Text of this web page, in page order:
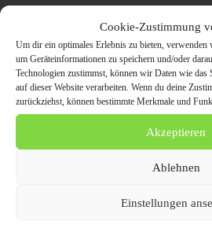
Cookie-Zustimmung
Um dir ein optimales Erlebnis zu bieten,
um Geräteinformationen zu speichern und/oder
Technologien zustimmst, können wir Daten wie
auf dieser Website verarbeiten. Wenn du deine
zurückziehst, können bestimmte Merkmale und
Akzeptieren
Ablehnen
Einstellungen
Hohe Str. 20-22
59302 Oelde
Telefon: 0162 809 7554
E-Mail:info@auto-ankauf-oelde.de
Web:https://auto-ankauf-oelde.de/
Autoankauf Oelde macht den
Fahrzeugbewertung, kostenlose